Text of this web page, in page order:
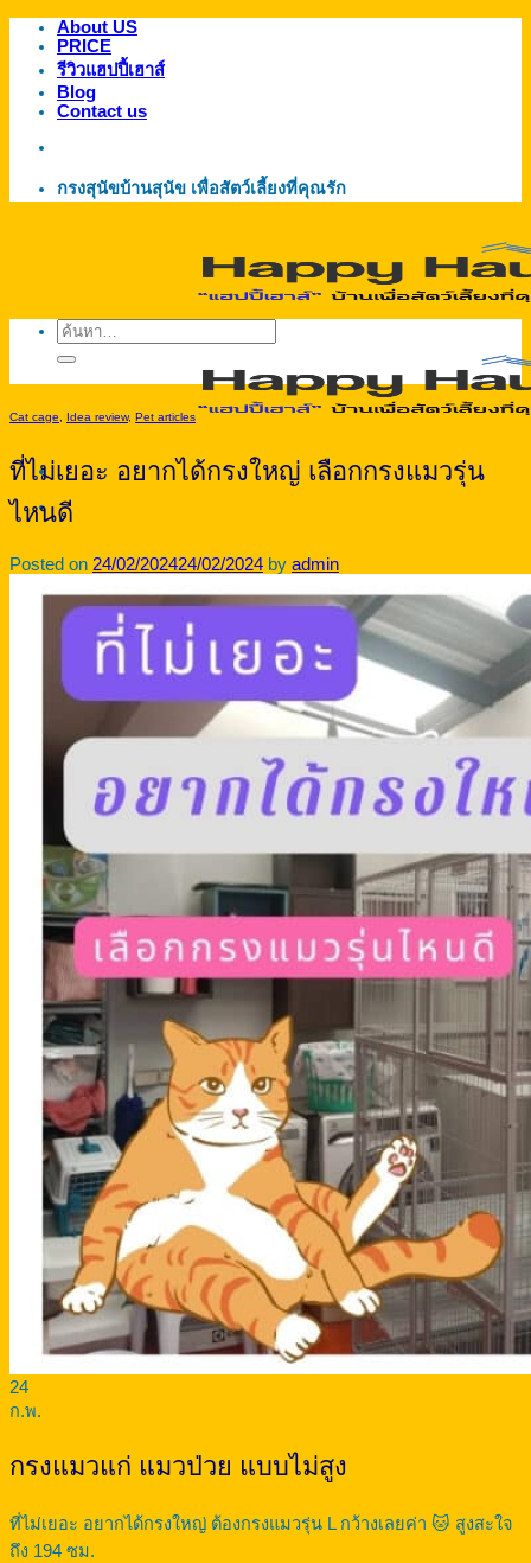
ข้าม
เนื้อหา
About US
PRICE
รีวิวแฮปปี้เฮาส์
Blog
Contact us
กรงสุนัขบ้านสุนัข เพื่อสัตว์เลี้ยงที่คุณรัก
ค้นหา:
Cat cage, Idea review, Pet articles
ที่ไม่เยอะ อยากได้กรงใหญ่ เลือกกรงแมวรุ่น
ไหนดี
Posted on 24/02/202424/02/2024 by admin
24
ก.พ.
กรงแมวแก่ แมวป่วย แบบไม่สูง
ที่ไม่เยอะ อยากได้กรงใหญ่ ต้องกรงแมวรุ่น L กว้างเลยค่า 🐱 สูงสะใจ
ถึง 194 ซม.